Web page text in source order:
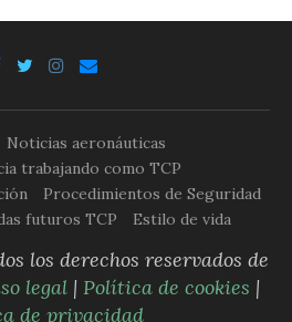
Noticias aeronáuticas
trabajando como TCP
Procedimientos de Seguridad
futuros TCP
Estilo de vida
los derechos reservados de
legal| Política de cookies |
de privacidad